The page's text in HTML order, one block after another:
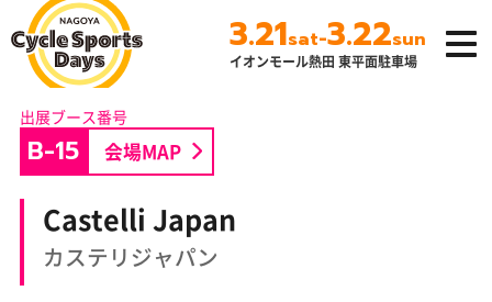
名古屋サイクルス
ポーツデイズ
イオンモール熱田 東平面駐車場
3.21sat-3.22sun
Castelli Japan
カステリジャパン
B-15 会場MAP